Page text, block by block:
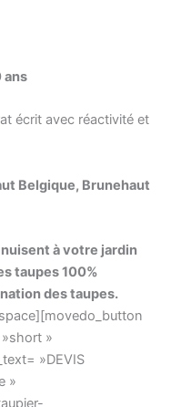
ans
écrit avec réactivité et
Belgique, Brunehaut
à votre jardin
taupes 100%
des taupes.
»
»DEVIS
»